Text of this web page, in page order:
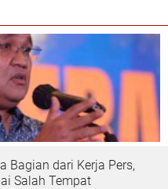
Bagian dari Kerja Pers,
Salah Tempat